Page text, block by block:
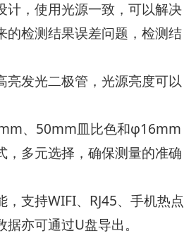
计，使用光源一致，可以解决
的检测结果误差问题，检测结
亮发光二极管，光源亮度可以
、50mm皿比色和φ16mm
，多元选择，确保测量的准确
，支持WIFI、RJ45、手机热点
亦可通过U盘导出。